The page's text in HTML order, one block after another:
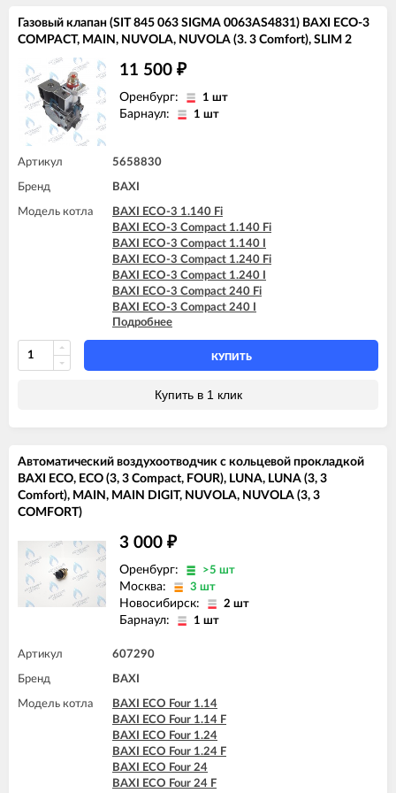
BAXI MAIN DIGIT 240Fi
BAXI MAIN DIGIT 240i
Газовый клапан (SIT 845 063 SIGMA 0063AS4831) BAXI ECO-3
COMPACT, MAIN, NUVOLA, NUVOLA (3. 3 Comfort), SLIM 2
11 500 ₽
Оренбург: 1 шт
Барнаул: 1 шт
Артикул 5658830
Бренд BAXI
Модель котла
BAXI ECO-3 1.140 Fi
BAXI ECO-3 Compact 1.140 Fi
BAXI ECO-3 Compact 1.140 I
BAXI ECO-3 Compact 1.240 Fi
BAXI ECO-3 Compact 1.240 I
BAXI ECO-3 Compact 240 Fi
BAXI ECO-3 Compact 240 I
BAXI MAIN 18 Fi
BAXI MAIN 24 Fi (BSB)
BAXI MAIN 24 Fi (BSE)
BAXI MAIN 24 i (BSB)
Подробнее
КУПИТЬ
Купить в 1 клик
Автоматический воздухоотводчик с кольцевой прокладкой
BAXI ECO, ECO (3, 3 Compact, FOUR), LUNA, LUNA (3, 3
Comfort), MAIN, MAIN DIGIT, NUVOLA, NUVOLA (3, 3
COMFORT)
3 000 ₽
Оренбург: >5 шт
Москва: 3 шт
Новосибирск: 2 шт
Барнаул: 1 шт
Артикул 607290
Бренд BAXI
Модель котла
BAXI ECO Four 1.14
BAXI ECO Four 1.14 F
BAXI ECO Four 1.24
BAXI ECO Four 1.24 F
BAXI ECO Four 24
BAXI ECO Four 24 F